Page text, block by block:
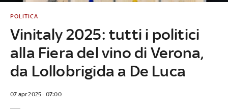
Vinitaly 2025: tutti i politici
alla Fiera del vino di Verona,
da Lollobrigida a De Luca
POLITICA
07 apr 2025 - 07:00